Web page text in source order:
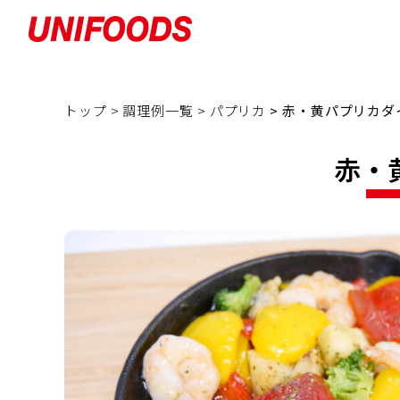
トップ > 調理例一覧 > パプリカ > 赤・黄パプリカ
赤・